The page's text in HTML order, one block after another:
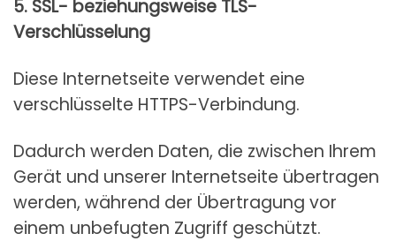
5. SSL- beziehungsweise TLS-
Verschlüsselung
Diese Internetseite verwendet eine
verschlüsselte HTTPS-Verbindung.
Dadurch werden Daten, die zwischen Ihrem
Gerät und unserer Internetseite übertragen
werden, während der Übertragung vor
einem unbefugten Zugriff geschützt.